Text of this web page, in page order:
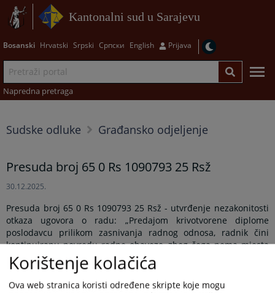
Kantonalni sud u Sarajevu
Bosanski Hrvatski Srpski Српски English Prijava
Napredna pretraga
Sudske odluke Građansko odjeljenje
Presuda broj 65 0 Rs 1090793 25 Rsž
30.12.2025.
Presuda broj 65 0 Rs 1090793 25 Rsž - utvrđenje nezakonitosti
otkaza ugovora o radu: „Predajom krivotvorene diplome
poslodavcu prilikom zasnivanja radnog odnosa, radnik čini
kontinuiranu povredu radne obaveze, zbog čega nema mjesta
prigovoru da je otkaz ugovora o radu učinjen po proteku roka
propisanog u članu 100. Zakona o radu“.
Korištenje kolačića
Ova web stranica koristi određene skripte koje mogu